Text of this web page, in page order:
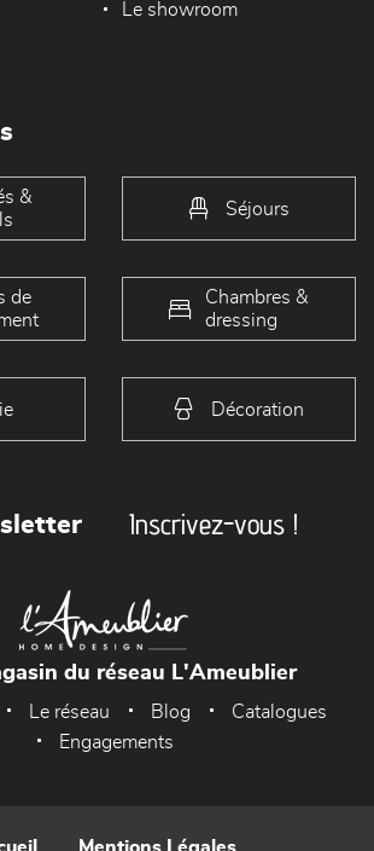
Le showroom
&
Séjours
de
Chambres &
dressing
Décoration
Inscrivez-vous !
du réseau L'Ameublier
Le réseau Blog
Catalogues
Engagements